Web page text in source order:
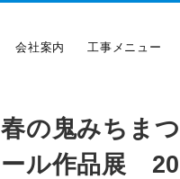
会社案内 工事メニュー
春の鬼みちま
ール作品展